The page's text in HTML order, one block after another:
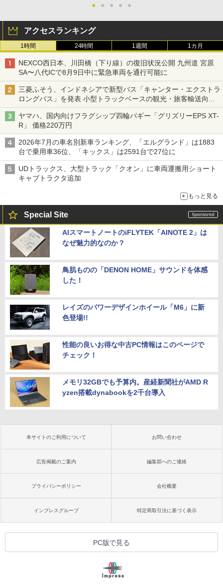
● ● ● ● ●
アクセスランキング
1時間 24時間 1週間 1カ月
NEXCO西日本、川田橋（下り線）の復旧状況公開 九州道 宮原
SA〜八代ICで8月9日中に緊急車両を通行可能に
三菱ふそう、インドネシアで新型バス「キャンター・エクストラ
ロングバス」を発表 小型トラックベースの観光・旅客輸送向け
バス
ヤマハ、国内向けフラグシップ四輪バギー「グリズリーEPS XT-
R」 価格220万円
2026年7月の車名別新車ランキング、「エルグランド」は1883
台で乗用車36位、「キックス」は2591台で27位に
UDトラックス、大型トラック「クオン」に車両運搬用ショート
キャブトラクタ追加
もっと見る
Special Site
AIスマートノートのiFLYTEK「AINOTE 2」は
なぜ魅力的なのか？
鳥肌ものの「DENON HOME」サウンドを体感
した！
レイズのパワーデザインホイール「M6」に新
色登場!!
性能の良いお得な中古PC情報はこのページで
チェック！
メモリ32GBでも予算内。産経新聞社がAMD R
yzen搭載dynabookを2千台導入
本サイトのご利用について お問い合わせ
広告掲載のご案内 編集部へのご連絡
プライバシーポリシー 会社概要
インプレスグループ 特定商取引法に基づく表示
PC版で見る